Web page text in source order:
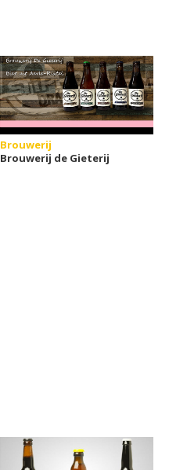
Brouwerij
Brouwerij de Gieterij